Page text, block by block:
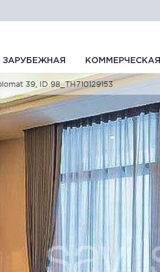
ЗАРУБЕЖНАЯ КОММЕРЧЕСКАЯ
39, ID 98_TH710129153